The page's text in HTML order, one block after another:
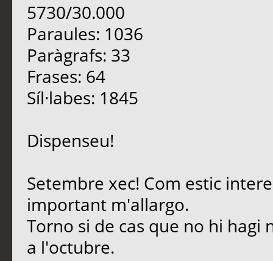
5730/30.000
Paraules: 1036
Paràgrafs: 33
Frases: 64
Síl·labes: 1845
Dispenseu!
Setembre xec! Com estic
important m'allargo.
Torno si de cas que no hi
a l'octubre.